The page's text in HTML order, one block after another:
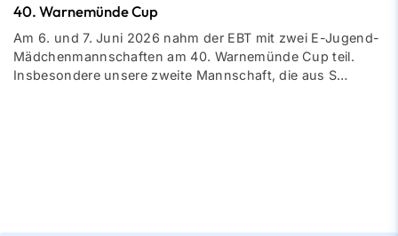
40. Warnemünde Cup
Am 6. und 7. Juni 2026 nahm der EBT mit zwei E-Jugend-
Mädchenmannschaften am 40. Warnemünde Cup teil.
Insbesondere unsere zweite Mannschaft, die aus S…